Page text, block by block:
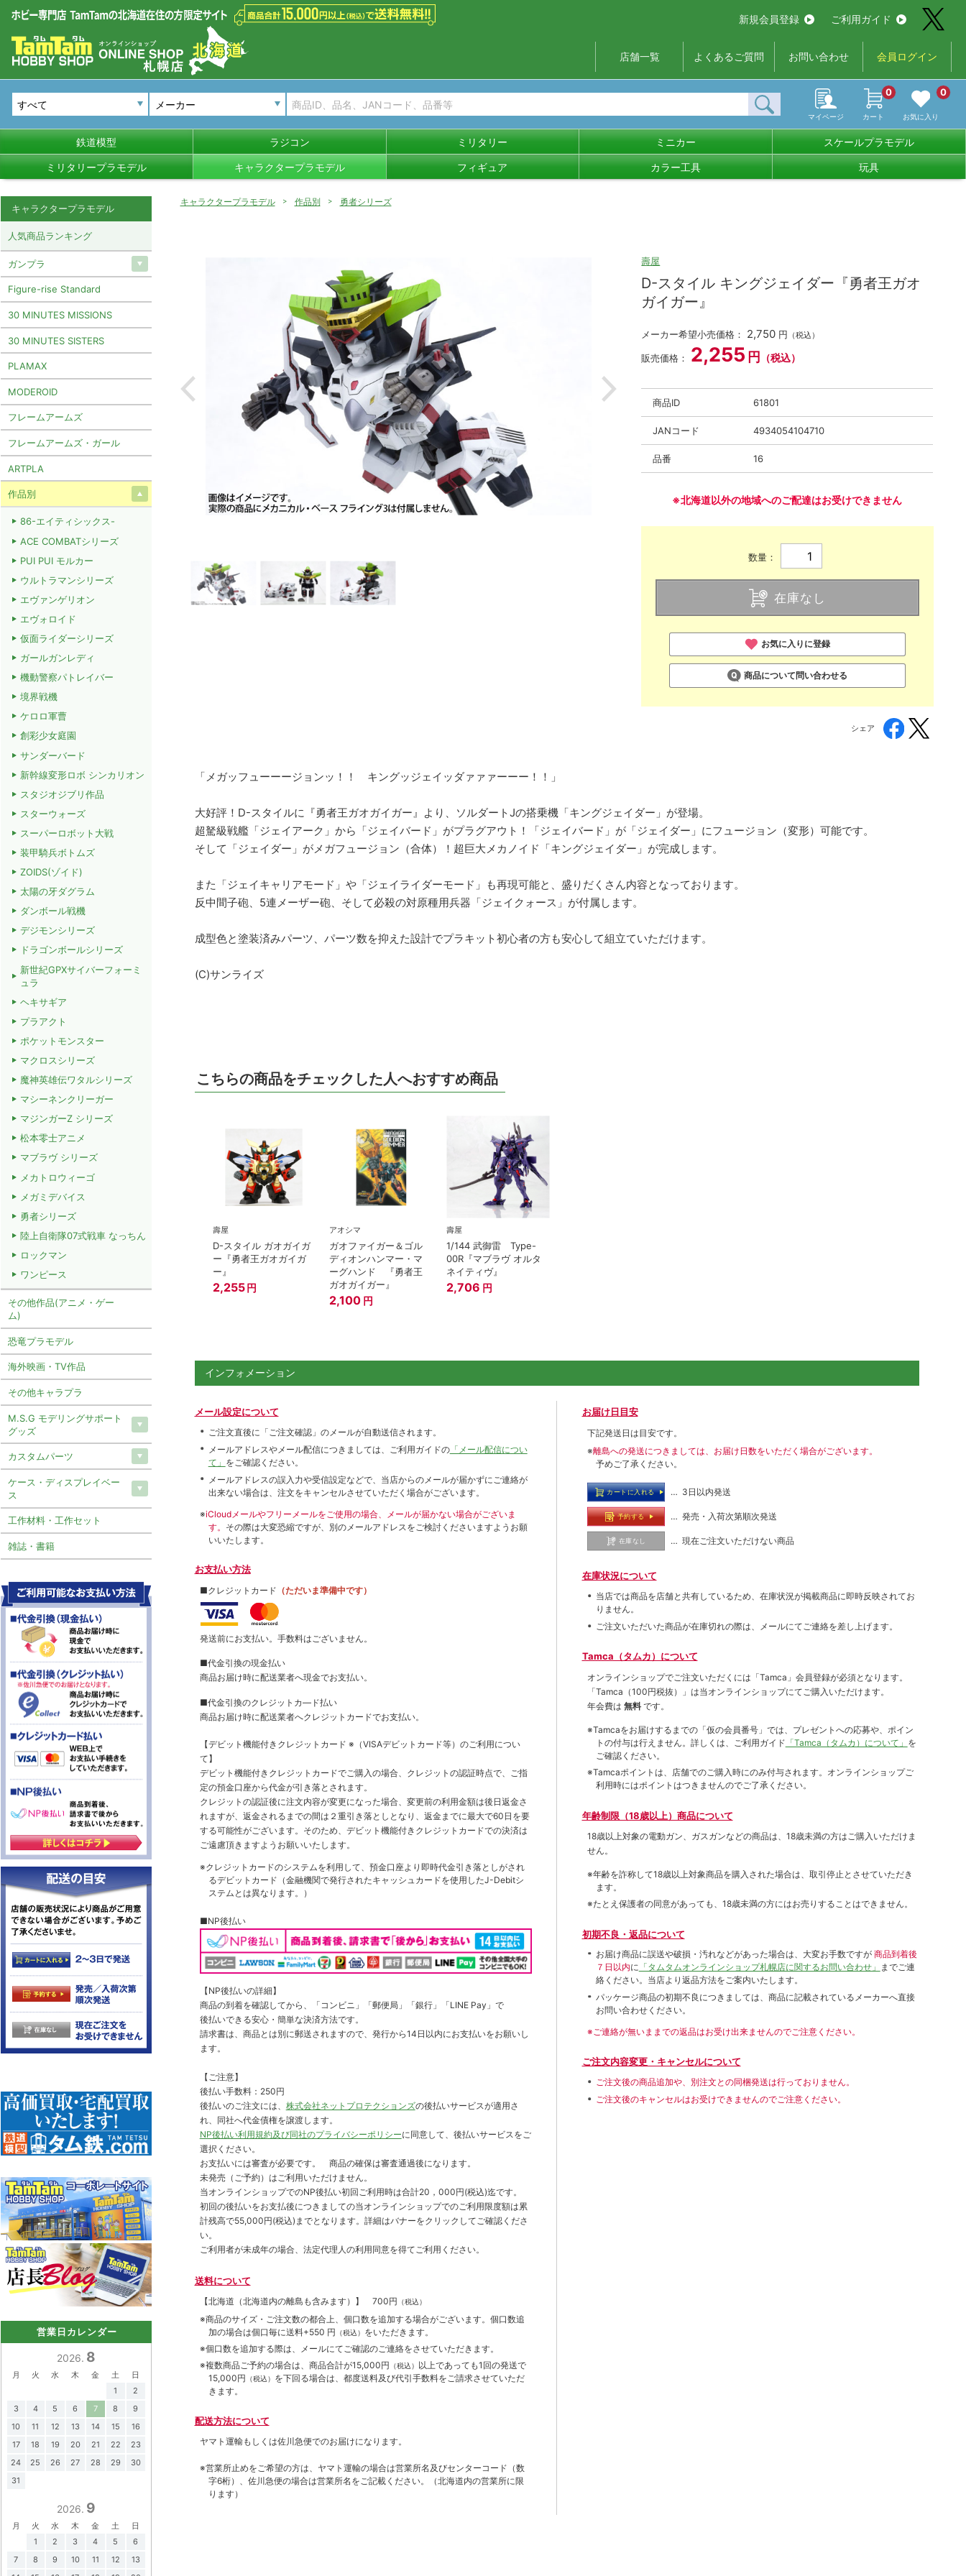
新規会員登録 ご利用ガイド
店舗一覧 よくあるご質問 お問い合わせ 会員ログイン
メーカー
マイページ カート
0
お気に入り
0
鉄道模型 ラジコン ミリタリー ミニカー スケールプラモデル
ミリタリープラモデル キャラクタープラモデル フィギュア カラー工具 玩具
キャラクタープラモデル 作品別 勇者シリーズ
壽屋
D-スタイル キングジェイダー『勇者王ガオ
ガイガー』
メーカー希望小売価格： 2,750 円 （税込）
販売価格： 2,255 円 （税込）
商品ID 61801
JANコード 4934054104710
品番 16
※北海道以外の地域へのご配達はお受けできません
数量：
在庫なし
お気に入りに登録
商品について問い合わせる
シェア
「メガッフューーージョンッ！！ キングッジェイッダァァァーーー！！」
大好評！D-スタイルに『勇者王ガオガイガー』より、ソルダートJの搭乗機「キングジェイダー」が登場。
超駑級戦艦「ジェイアーク」から「ジェイバード」がプラグアウト！「ジェイバード」が「ジェイダー」にフュージョン（変形）可能です。
そして「ジェイダー」がメガフュージョン（合体）！超巨大メカノイド「キングジェイダー」が完成します。
また「ジェイキャリアモード」や「ジェイライダーモード」も再現可能と、盛りだくさん内容となっております。
反中間子砲、5連メーザー砲、そして必殺の対原種用兵器「ジェイクォース」が付属します。
成型色と塗装済みパーツ、パーツ数を抑えた設計でプラキット初心者の方も安心して組立ていただけます。
(C)サンライズ
こちらの商品をチェックした人へおすすめ商品
壽屋
D-スタイル ガオガイガ
ー『勇者王ガオガイガ
ー』
2,255 円
アオシマ
ガオファイガー＆ゴル
ディオンハンマー・マ
ーグハンド 『勇者王
ガオガイガー』
2,100 円
壽屋
1/144 武御雷 Type-
00R『マブラヴ オルタ
ネイティヴ』
2,706 円
インフォメーション
メール設定について
ご注文直後に「ご注文確認」のメールが自動送信されます。
メールアドレスやメール配信につきましては、ご利用ガイドの「メール配信につい
て」 をご確認ください。
メールアドレスの誤入力や受信設定などで、当店からのメールが届かずにご連絡が
出来ない場合は、注文をキャンセルさせていただく場合がございます。
※iCloudメールやフリーメールをご使用の場合、メールが届かない場合がございま
す。 その際は大変恐縮ですが、別のメールアドレスをご検討くださいますようお願
いいたします。
お支払い方法
■クレジットカード （ただいま準備中です）
発送前にお支払い。手数料はございません。
■代金引換の現金払い
商品お届け時に配送業者へ現金でお支払い。
■代金引換のクレジットカ―ド払い
商品お届け時に配送業者へクレジットカードでお支払い。
【デビット機能付きクレジットカード ※（VISAデビットカード等） のご利用につい
て】
デビット機能付きクレジットカードでご購入の場合、クレジットの認証時点で、ご指
定の預金口座から代金が引き落とされます。
クレジットの認証後に注文内容が変更になった場合、変更前の利用金額は後日返金さ
れますが、返金されるまでの間は２重引き落としとなり、返金までに最大で60日を要
する可能性がございます。そのため、デビット機能付きクレジットカードでの決済は
ご遠慮頂きますようお願いいたします。
※クレジットカードのシステムを利用して、預金口座より即時代金引き落としがされ
るデビットカード（金融機関で発行されたキャッシュカードを使用したJ-Debitシ
ステムとは異なります。）
■NP後払い
【NP後払いの詳細】
商品の到着を確認してから、「コンビニ」「郵便局」「銀行」「LINE Pay」で
後払いできる安心・簡単な決済方法です。
請求書は、商品とは別に郵送されますので、発行から14日以内にお支払いをお願いし
ます。
【ご注意】
後払い手数料：250円
後払いのご注文には、 株式会社ネットプロテクションズの後払いサービスが適用さ
れ、同社へ代金債権を譲渡します。
NP後払い利用規約及び同社のプライバシーポリシーに同意して、後払いサービスをご
選択ください。
お支払いには審査が必要です。 商品の確保は審査通過後になります。
未発売（ご予約）はご利用いただけません。
当オンラインショップでのNP後払い初回ご利用時は合計20，000円(税込)迄です。
初回の後払いをお支払後につきましての当オンラインショップでのご利用限度額は累
計残高で55,000円(税込)までとなります。詳細はバナーをクリックしてご確認くださ
い。
ご利用者が未成年の場合、法定代理人の利用同意を得てご利用ください。
送料について
【北海道（北海道内の離島も含みます）】 700円 （税込）
※商品のサイズ・ご注文数の都合上、個口数を追加する場合がございます。個口数追
加の場合は個口毎に送料+550 円 （税込） をいただきます。
※個口数を追加する際は、メールにてご確認のご連絡をさせていただきます。
※複数商品ご予約の場合は、商品合計が15,000円 （税込） 以上であっても1回の発送で
15,000円 （税込） を下回る場合は、都度送料及び代引手数料をご請求させていただ
きます。
配送方法について
ヤマト運輸もしくは佐川急便でのお届けになります。
※営業所止めをご希望の方は、ヤマト運輸の場合は営業所名及びセンターコード（数
字6桁）、佐川急便の場合は営業所名をご記載ください。（北海道内の営業所に限
ります）
お届け日目安
下記発送日は目安です。
※離島への発送につきましては、お届け日数をいただく場合がございます。
予めご了承ください。
カートに入れる … 3日以内発送
予約する … 発売・入荷次第順次発送
在庫なし … 現在ご注文いただけない商品
在庫状況について
当店では商品を店舗と共有しているため、在庫状況が掲載商品に即時反映されてお
りません。
ご注文いただいた商品が在庫切れの際は、メールにてご連絡を差し上げます。
Tamca（タムカ）について
オンラインショップでご注⽂いただくには「Tamca」会員登録が必須となります。
「Tamca （100円税抜）
」は当オンラインショップにてご購⼊いただけます。
年会費は 無料 です。
※Tamcaをお届けするまでの「仮の会員番号」では、プレゼントへの応募や、ポイン
トの付与は⾏えません。詳しくは、ご利⽤ガイド 「Tamca（タムカ）について」 を
ご確認ください。
※Tamcaポイントは、店舗でのご購⼊時にのみ付与されます。オンラインショップご
利用時にはポイントはつきませんのでご了承ください。
年齢制限（18歳以上）商品について
18歳以上対象の電動ガン、ガスガンなどの商品は、18歳未満の方はご購入いただけま
せん。
※年齢を詐称して18歳以上対象商品を購入された場合は、取引停止とさせていただき
ます。
※たとえ保護者の同意があっても、18歳未満の方にはお売りすることはできません。
初期不良・返品について
お届け商品に誤送や破損・汚れなどがあった場合は、大変お手数ですが 商品到着後
７日以内に 「タムタムオンラインショップ札幌店に関するお問い合わせ」 までご連
絡ください。当店より返品方法をご案内いたします。
パッケージ商品の初期不良につきましては、商品に記載されているメーカーへ直接
お問い合わせください。
※ご連絡が無いままでの返品はお受け出来ませんのでご注意ください。
ご注文内容変更・キャンセルについて
ご注文後の商品追加や、別注文との同梱発送は行っておりません。
ご注文後のキャンセルはお受けできませんのでご注意ください。
キャラクタープラモデル
人気商品ランキング
ガンプラ
Figure-rise Standard
30 MINUTES MISSIONS
30 MINUTES SISTERS
PLAMAX
MODEROID
フレームアームズ
フレームアームズ・ガール
ARTPLA
作品別
86-エイティシックス-
ACE COMBATシリーズ
PUI PUI モルカー
ウルトラマンシリーズ
エヴァンゲリオン
エヴォロイド
仮面ライダーシリーズ
ガールガンレディ
機動警察パトレイバー
境界戦機
ケロロ軍曹
創彩少女庭園
サンダーバード
新幹線変形ロボ シンカリオン
スタジオジブリ作品
スターウォーズ
スーパーロボット大戦
装甲騎兵ボトムズ
ZOIDS(ゾイド)
太陽の牙ダグラム
ダンボール戦機
デジモンシリーズ
ドラゴンボールシリーズ
新世紀GPXサイバーフォーミ
ュラ
ヘキサギア
プラアクト
ポケットモンスター
マクロスシリーズ
魔神英雄伝ワタルシリーズ
マシーネンクリーガー
マジンガーZ シリーズ
松本零士アニメ
マブラヴ シリーズ
メカトロウィーゴ
メガミデバイス
勇者シリーズ
陸上自衛隊07式戦車 なっちん
ロックマン
ワンピース
その他作品(アニメ・ゲー
ム)
恐竜プラモデル
海外映画・TV作品
その他キャラプラ
M.S.G モデリングサポート
グッズ
カスタムパーツ
ケース・ディスプレイベー
ス
工作材料・工作セット
雑誌・書籍
営業日カレンダー
2026. 8
月 火 水 木 金 土
日
1
2
3
4 5 6 7 8
9
10
11 12 13 14 15
16
17
18 19 20 21 22
23
24
25 26 27 28 29
30
31
2026. 9
月 火 水 木 金 土
日
1
2 3 4 5
6
7
8 9 10 11 12
13